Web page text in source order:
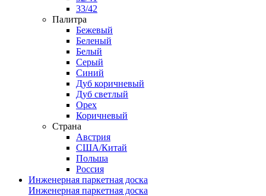
33/42
Палитра
Бежевый
Беленый
Белый
Серый
Синий
Дуб коричневый
Дуб светлый
Орех
Коричневый
Страна
Австрия
США/Китай
Польша
Россия
Инженерная паркетная доска
Инженерная паркетная доска